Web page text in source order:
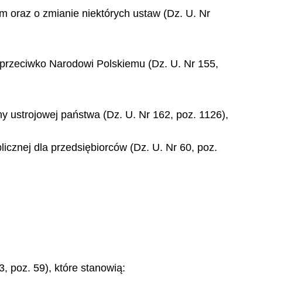
oraz o zmianie niektórych ustaw (Dz. U. Nr
Narodowi Polskiemu (Dz. U. Nr 155,
ustrojowej państwa (Dz. U. Nr 162, poz. 1126),
dla przedsiębiorców (Dz. U. Nr 60, poz.
poz. 59), które stanowią: